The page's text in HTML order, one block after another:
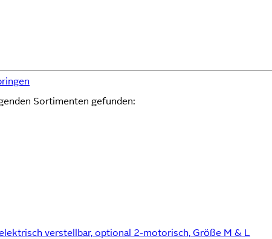
Sortimenten gefunden:
verstellbar, optional 2-motorisch, Größe M & L